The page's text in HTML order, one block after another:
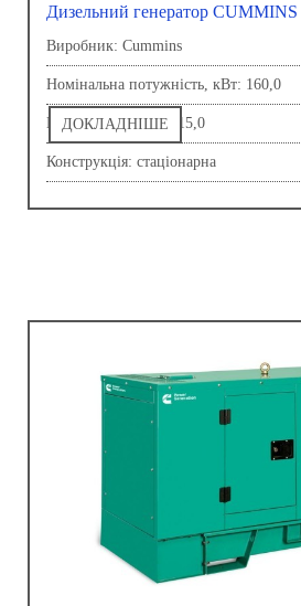
Дизельний генератор
Виробник: Сummins
Номінальна потужність, кВт: 160,0
Напруга, В: 230,0-415,0
Конструкція: стаціонарна
ДОКЛАДНІШЕ